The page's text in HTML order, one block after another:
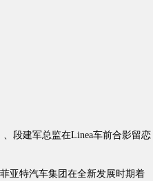
段建军总监在Linea车前合影留恋
特汽车集团在全新发展时期着